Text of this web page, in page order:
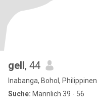
gell, 44
Inabanga, Bohol, Philippinen
Suche: Männlich 39 - 56